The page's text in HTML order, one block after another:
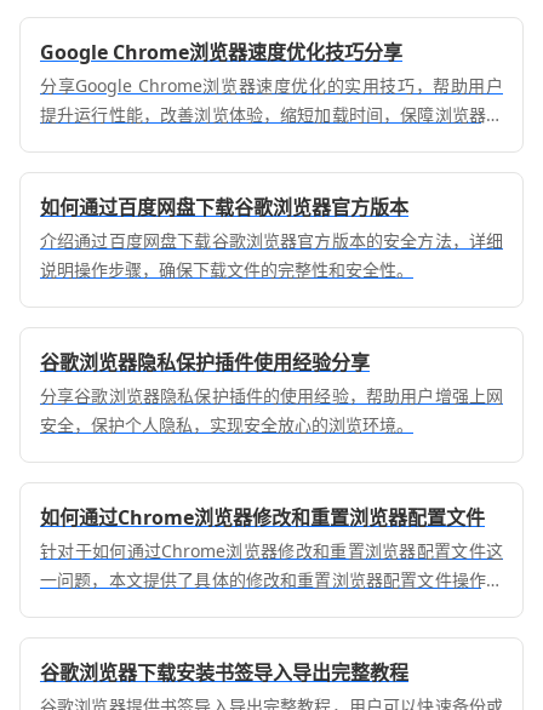
Google Chrome浏览器速度优化技巧分享
分享Google Chrome浏览器速度优化的实用技巧，帮助用户
提升运行性能，改善浏览体验，缩短加载时间，保障浏览器稳
如何通过百度网盘下载谷歌浏览器官方版本
介绍通过百度网盘下载谷歌浏览器官方版本的安全方法，详细
说明操作步骤，确保下载文件的完整性和安全性。
谷歌浏览器隐私保护插件使用经验分享
分享谷歌浏览器隐私保护插件的使用经验，帮助用户增强上网
安全，保护个人隐私，实现安全放心的浏览环境。
如何通过Chrome浏览器修改和重置浏览器配置文件
针对于如何通过Chrome浏览器修改和重置浏览器配置文件这
一问题，本文提供了具体的修改和重置浏览器配置文件操作方
谷歌浏览器下载安装书签导入导出完整教程